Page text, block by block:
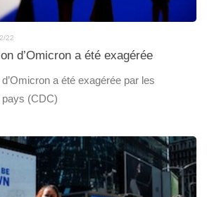
22
d’Omicron a été exagérée
a été exagérée par les
pays (CDC)